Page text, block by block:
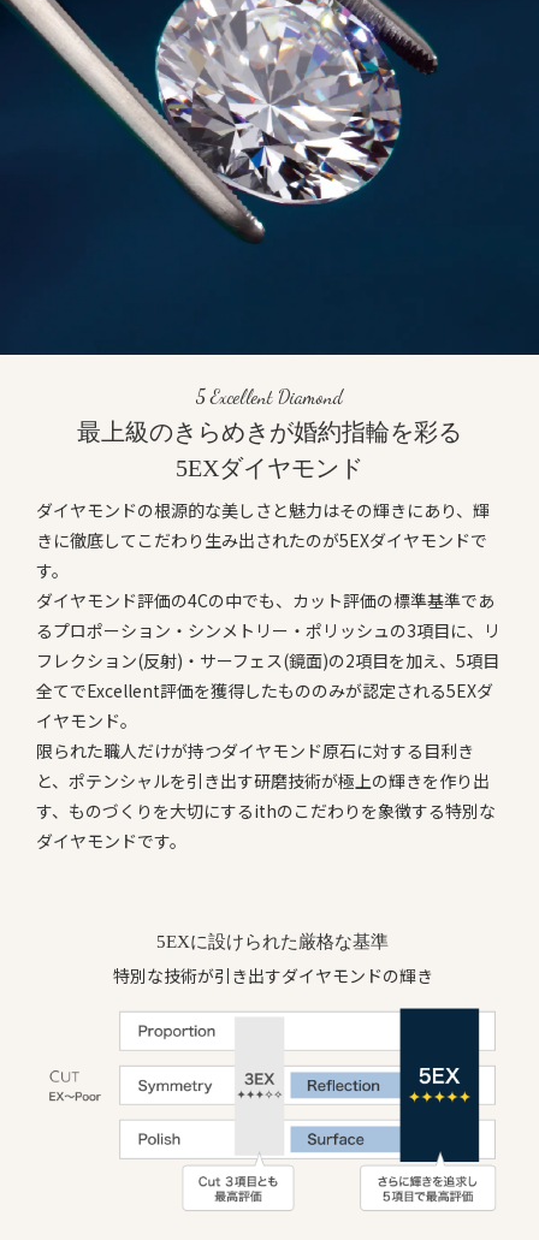
5 Excellent Diamond
最上級のきらめきが婚約指輪を彩る
5EXダイヤモンド
ダイヤモンドの根源的な美しさと魅力はその輝きにあり、輝
きに徹底してこだわり生み出されたのが5EXダイヤモンドで
す。
ダイヤモンド評価の4Cの中でも、カット評価の標準基準であ
るプロポーション・シンメトリー・ポリッシュの3項目に、リ
フレクション(反射)・サーフェス(鏡面)の2項目を加え、5項目
全てでExcellent評価を獲得したもののみが認定される5EXダ
イヤモンド。
限られた職人だけが持つダイヤモンド原石に対する目利き
と、ポテンシャルを引き出す研磨技術が極上の輝きを作り出
す、ものづくりを大切にするithのこだわりを象徴する特別な
ダイヤモンドです。
5EXに設けられた厳格な基準
特別な技術が引き出すダイヤモンドの輝き